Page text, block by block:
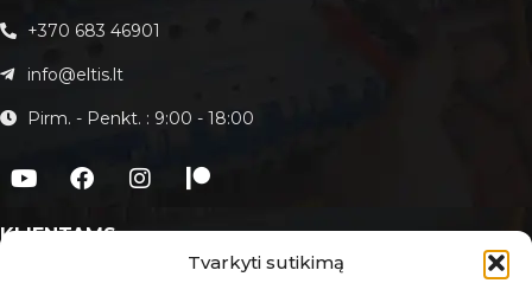
Tvarkyti sutikimą
+370 683 46901
info@eltis.lt
Pirm. - Penkt. : 9:00 - 18:00
KLIENTAMS